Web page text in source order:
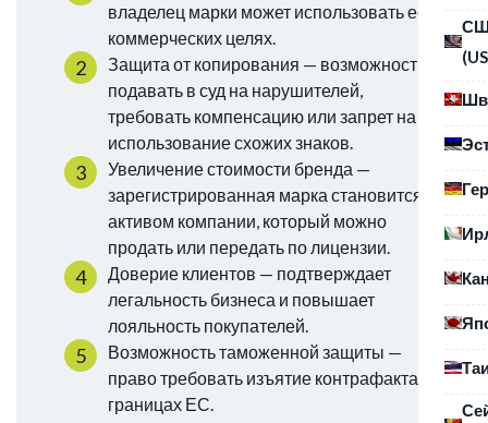
владелец марки может использовать её в
коммерческих целях.
Защита от копирования — возможность
подавать в суд на нарушителей,
требовать компенсацию или запрет на
использование схожих знаков.
Увеличение стоимости бренда —
зарегистрированная марка становится
активом компании, который можно
продать или передать по лицензии.
Доверие клиентов — подтверждает
легальность бизнеса и повышает
лояльность покупателей.
Возможность таможенной защиты —
право требовать изъятие контрафакта на
границах ЕС.